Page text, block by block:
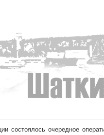
состоялось очередное